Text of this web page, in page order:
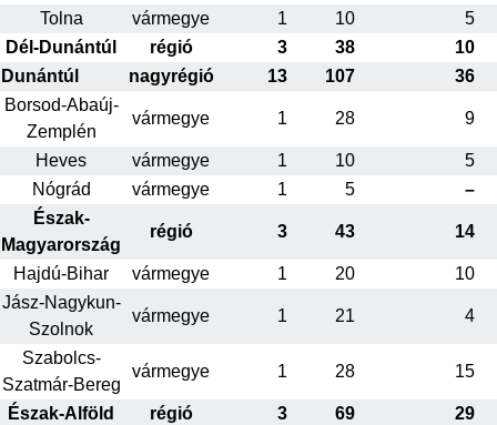
Tolna
vármegye 1 10
5
Dél-Dunántúl
régió 3 38
10
Dunántúl
nagyrégió 13 107
36
Borsod-Abaúj-
Zemplén
vármegye 1 28 9
Heves vármegye 1 10
5
Nógrád
vármegye 1 5
–
Észak-
Magyarország
régió 3 43 14
Hajdú-Bihar vármegye 1 20
10
Jász-Nagykun-
Szolnok
vármegye 1 21 4
Szabolcs-
Szatmár-Bereg
vármegye 1 28 15
Észak-Alföld régió 3 69
29